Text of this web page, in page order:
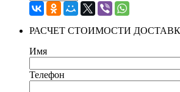
РАСЧЕТ СТОИМОСТИ
Имя
Телефон